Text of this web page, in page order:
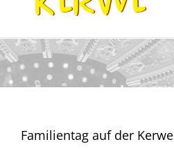
Familientag auf der Kerwe